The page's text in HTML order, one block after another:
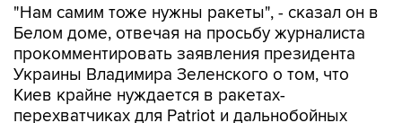
прокомментировать заявления президента
Украины Владимира Зеленского о том, что
Киев крайне нуждается в ракетах-
перехватчиках для Patriot и дальнобойных
ракетах.